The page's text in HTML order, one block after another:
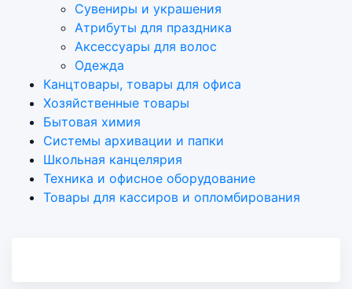
Сувениры и украшения
Атрибуты для праздника
Аксеcсуары для волос
Одежда
Канцтовары, товары для офиса
Хозяйственные товары
Бытовая химия
Системы архивации и папки
Школьная канцелярия
Техника и офисное оборудование
Товары для кассиров и опломбирования